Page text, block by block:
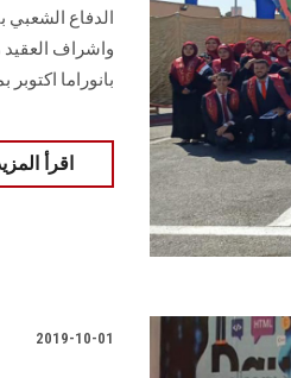
الدفاع
واشراف العقيد
بانوراما اكتوبر
اقرأ
2019-10-01